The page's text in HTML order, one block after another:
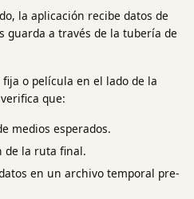
la aplicación recibe datos de
guarda a través de la tubería de
o película en el lado de la
que:
medios esperados.
de la ruta final.
en un archivo temporal pre-